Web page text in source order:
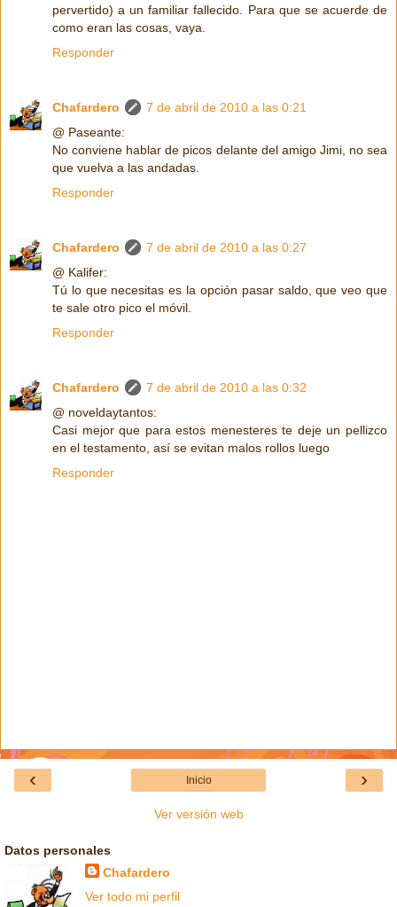
pervertido) a un familiar fallecido. Para que se acuerde de
como eran las cosas, vaya.
Responder
Chafardero
7 de abril de 2010 a las 0:21
@ Paseante:
No conviene hablar de picos delante del amigo Jimi, no sea
que vuelva a las andadas.
Responder
Chafardero
7 de abril de 2010 a las 0:27
@ Kalifer:
Tú lo que necesitas es la opción pasar saldo, que veo que
te sale otro pico el móvil.
Responder
Chafardero
7 de abril de 2010 a las 0:32
@ noveldaytantos:
Casi mejor que para estos menesteres te deje un pellizco
en el testamento, así se evitan malos rollos luego
Responder
‹ ›
Inicio
Ver versión web
Datos personales
Chafardero
Ver todo mi perfil